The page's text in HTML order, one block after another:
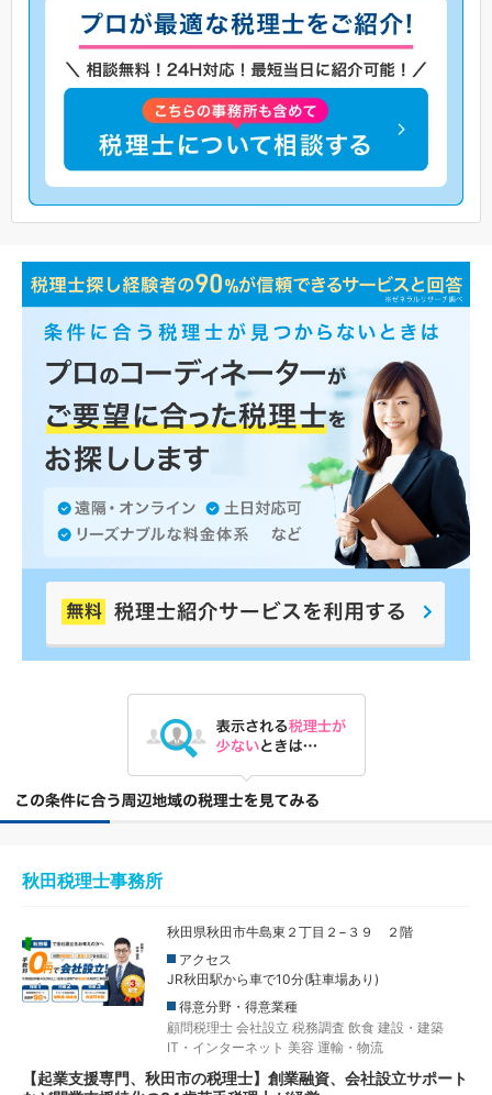
秋田税理士事務所
秋田県秋田市牛島東２丁目２−３９ ２階
アクセス
JR秋田駅から車で10分(駐車場あり)
得意分野・得意業種
顧問税理士 会社設立 税務調査 飲食 建設・建築
IT・インターネット 美容 運輸・物流
【起業支援専門、秋田市の税理士】創業融資、会社設立サポート